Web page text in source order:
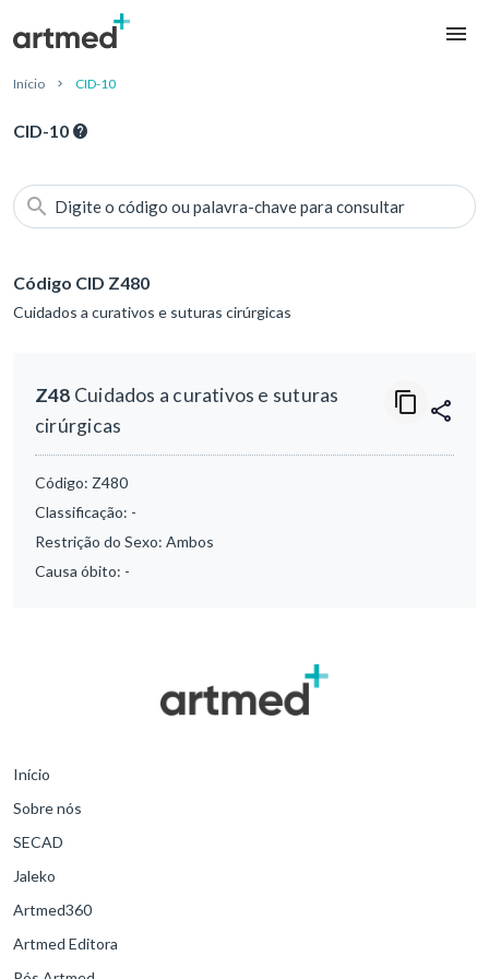
Início CID-10
CID-10
Digite o código ou palavra-chave para consultar
Código CID Z480
Cuidados a curativos e suturas cirúrgicas
Z48 Cuidados a curativos e suturas
cirúrgicas
Código: Z480
Classificação: -
Restrição do Sexo: Ambos
Causa óbito: -
Início
Sobre nós
SECAD
Jaleko
Artmed360
Artmed Editora